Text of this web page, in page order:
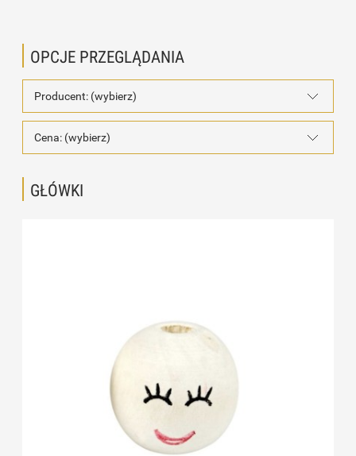
OPCJE PRZEGLĄDANIA
Producent: (wybierz)
Cena: (wybierz)
GŁÓWKI